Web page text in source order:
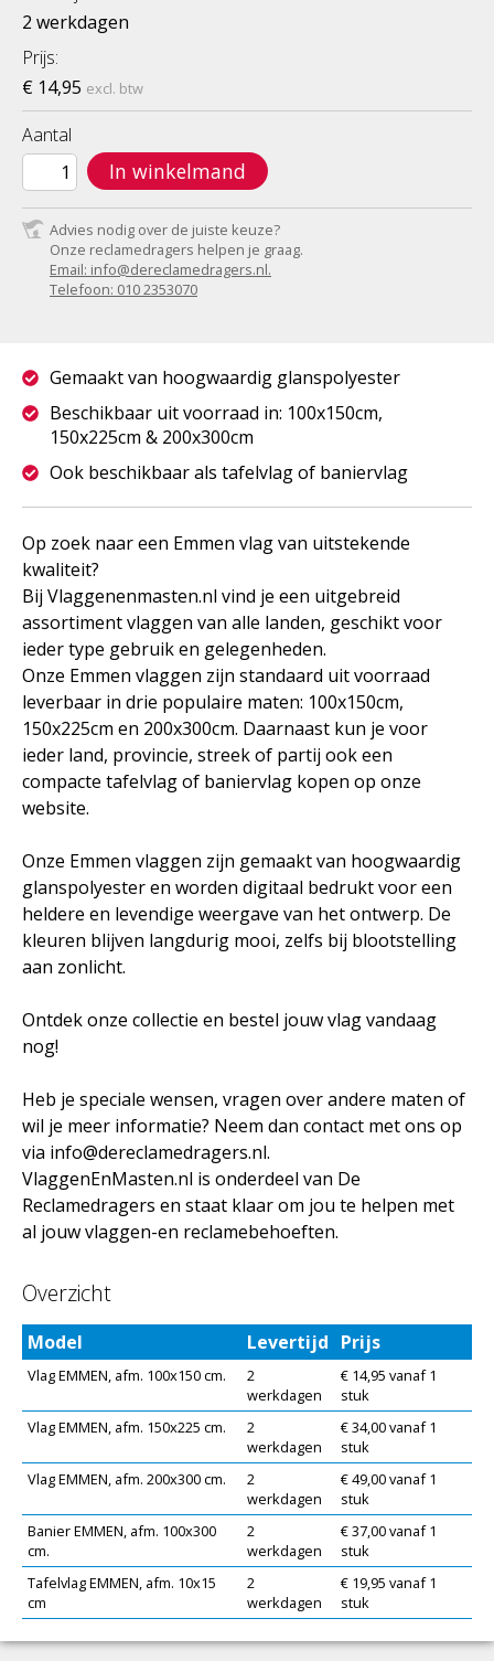
2 werkdagen
Prijs:
€ 14,95 excl. btw
Aantal
In winkelmand
Advies nodig over de juiste keuze?
Onze reclamedragers helpen je graag.
Email: info@dereclamedragers.nl.
Telefoon: 010 2353070
Op zoek naar een Emmen vlag van uitstekende
kwaliteit?
Bij Vlaggenenmasten.nl vind je een uitgebreid
assortiment vlaggen van alle landen, geschikt voor
ieder type gebruik en gelegenheden.
Onze Emmen vlaggen zijn standaard uit voorraad
leverbaar in drie populaire maten: 100x150cm,
150x225cm en 200x300cm. Daarnaast kun je voor
ieder land, provincie, streek of partij ook een
compacte tafelvlag of baniervlag kopen op onze
website.
Onze Emmen vlaggen zijn gemaakt van hoogwaardig
glanspolyester en worden digitaal bedrukt voor een
heldere en levendige weergave van het ontwerp. De
kleuren blijven langdurig mooi, zelfs bij blootstelling
aan zonlicht.
Ontdek onze collectie en bestel jouw vlag vandaag
nog!
Heb je speciale wensen, vragen over andere maten of
wil je meer informatie? Neem dan contact met ons op
via info@dereclamedragers.nl.
VlaggenEnMasten.nl is onderdeel van De
Reclamedragers en staat klaar om jou te helpen met
al jouw vlaggen-en reclamebehoeften.
Gemaakt van hoogwaardig glanspolyester
Beschikbaar uit voorraad in: 100x150cm,
150x225cm & 200x300cm
Ook beschikbaar als tafelvlag of baniervlag
Overzicht
Model Levertijd Prijs
Vlag EMMEN, afm. 100x150 cm.
2
werkdagen
€ 14,95 vanaf 1
stuk
Vlag EMMEN, afm. 150x225 cm.
2
werkdagen
€ 34,00 vanaf 1
stuk
Vlag EMMEN, afm. 200x300 cm.
2
werkdagen
€ 49,00 vanaf 1
stuk
Banier EMMEN, afm. 100x300
cm.
2
werkdagen
€ 37,00 vanaf 1
stuk
Tafelvlag EMMEN, afm. 10x15
cm
2
werkdagen
€ 19,95 vanaf 1
stuk